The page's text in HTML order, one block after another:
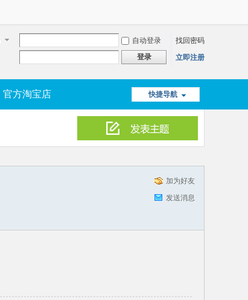
自动登录
找回密码
登录 立即注册
快捷导航
官方淘宝店
加为好友
发送消息